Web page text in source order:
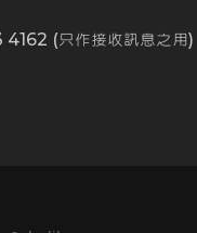
(只作接收訊息之用)